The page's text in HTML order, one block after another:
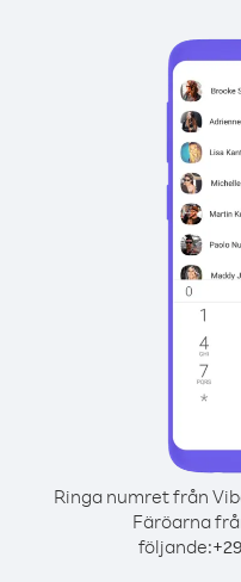
Ringa numret från
Färöarna
följande:+